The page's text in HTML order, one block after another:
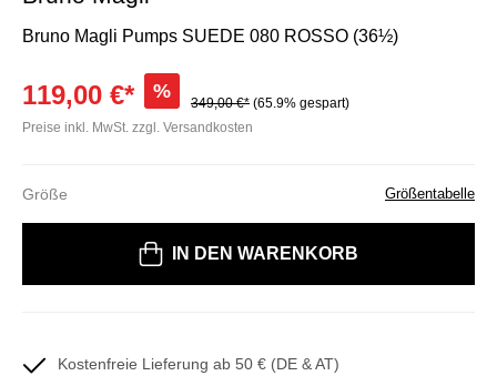
Bruno Magli Pumps SUEDE 080 ROSSO (36½)
119,00 €* %
349,00 €* (65.9% gespart)
Preise inkl. MwSt. zzgl. Versandkosten
Größe Größentabelle
IN DEN WARENKORB
Kostenfreie Lieferung ab 50 € (DE & AT)